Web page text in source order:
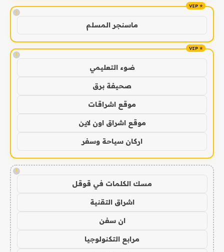
!
ماسنجر المسلم
!
ضوء التعليمي
صحيفة برق
موقع اشراقات
موقع اشراق اون لاين
اركان سياحة وسفر
!
مسك الكلمات في قوقل
اشراق التقنية
ان سفن
مرابع التكنولوجيا